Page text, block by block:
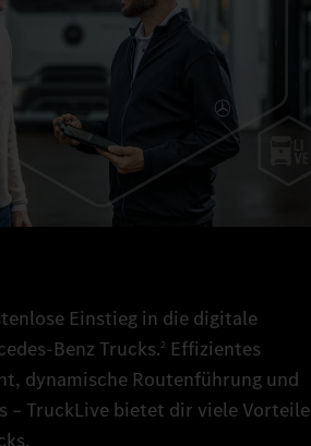
Einstieg in die digitale
Trucks.2 Effizientes
dynamische Routenführung und
– TruckLive bietet dir viele Vorteile